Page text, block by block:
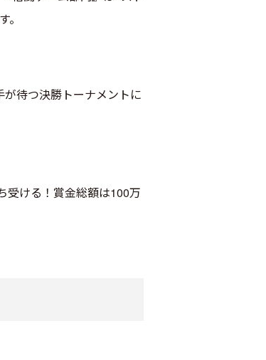
待つ決勝トーナメントに
受ける！賞金総額は100万